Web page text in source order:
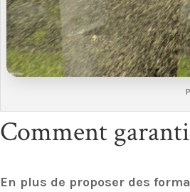
Comment
En plus de proposer des